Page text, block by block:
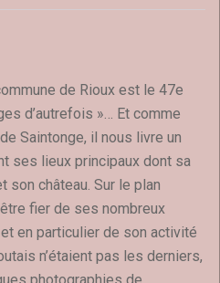
de Rioux est le 47e
d’autrefois »… Et comme
Saintonge, il nous livre un
ses lieux principaux dont sa
son château. Sur le plan
fier de ses nombreux
en particulier de son activité
n’étaient pas les derniers,